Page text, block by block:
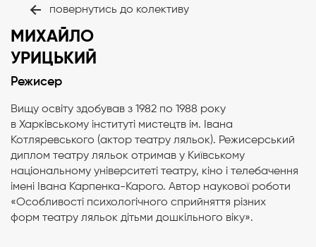
повернутись до колективу
МИХАЙЛО
УРИЦЬКИЙ
Режисер
Вищу освіту здобував з 1982 по 1988 року
в Харківському інституті мистецтв ім. Івана
Котляревського (актор театру ляльок). Режисерський
диплом театру ляльок отримав у Київському
національному університеті театру, кіно і телебачення
імені Івана Карпенка-Карого. Автор наукової роботи
«Особливості психологічного сприйняття різних
форм театру ляльок дітьми дошкільного віку».